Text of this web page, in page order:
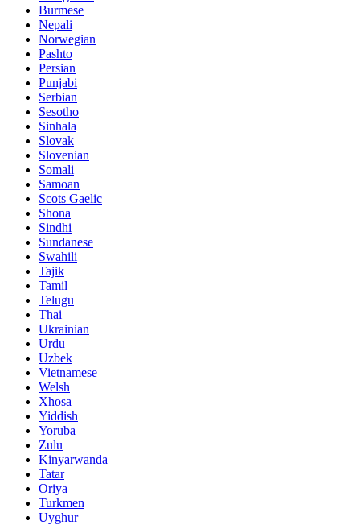
Burmese
Nepali
Norwegian
Pashto
Persian
Punjabi
Serbian
Sesotho
Sinhala
Slovak
Slovenian
Somali
Samoan
Scots Gaelic
Shona
Sindhi
Sundanese
Swahili
Tajik
Tamil
Telugu
Thai
Ukrainian
Urdu
Uzbek
Vietnamese
Welsh
Xhosa
Yiddish
Yoruba
Zulu
Kinyarwanda
Tatar
Oriya
Turkmen
Uyghur